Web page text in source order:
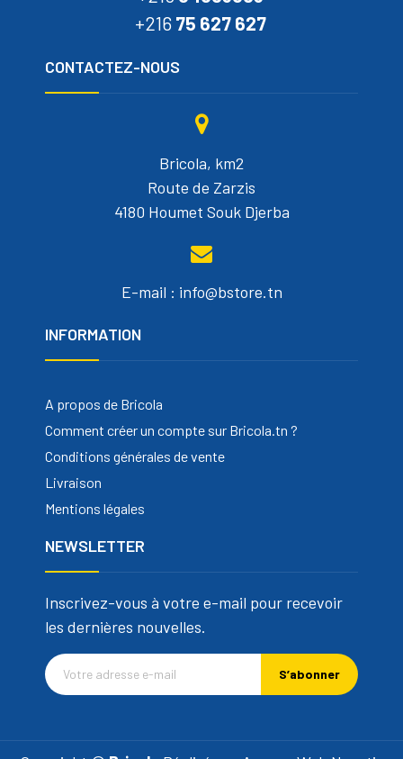
+216 75 627 627
CONTACTEZ-NOUS
Bricola, km2
Route de Zarzis
4180 Houmet Souk Djerba
E-mail : info@bstore.tn
INFORMATION
A propos de Bricola
Comment créer un compte sur Bricola.tn ?
Conditions générales de vente
Livraison
Mentions légales
NEWSLETTER
Inscrivez-vous à votre e-mail pour recevoir
les dernières nouvelles.
S’abonner